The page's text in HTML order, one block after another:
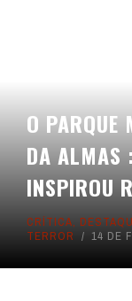
O PARQUE
DA ALMAS
INSPIROU
CRÍTICA,
TERROR
14 DE